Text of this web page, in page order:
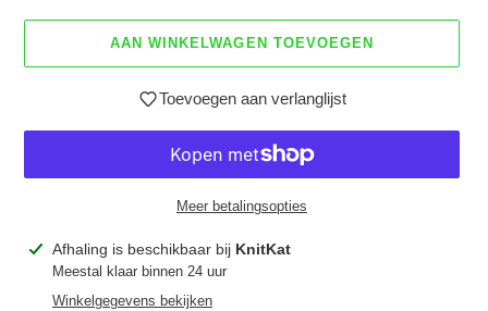
AAN WINKELWAGEN TOEVOEGEN
Toevoegen aan verlanglijst
Meer betalingsopties
Product
toegevoegen
Afhaling is beschikbaar bij KnitKat
Meestal klaar binnen 24 uur
Winkelgegevens bekijken